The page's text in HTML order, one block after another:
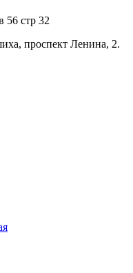
56 стр 32
проспект Ленина, 2.